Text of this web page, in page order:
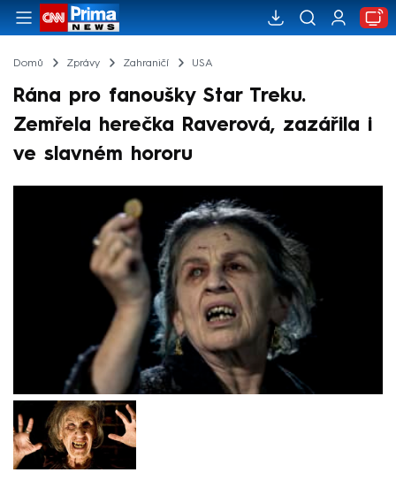
Domů Zprávy Zahraničí USA
Rána pro fanoušky Star Treku.
Zemřela herečka Raverová, zazářila i
ve slavném hororu